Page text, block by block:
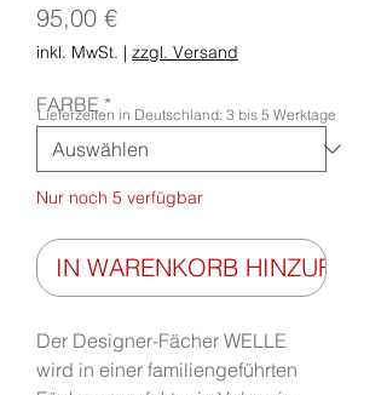
95,00 €Preis
inkl. MwSt. | zzgl. Versand
FARBE *
Nur noch 5 verfügbar
IN WARENKORB HINZUFÜGEN
Der Designer-Fächer WELLE
wird in einer familiengeführten
Lieferzeiten in Deutschland: 3 bis 5 Werktage